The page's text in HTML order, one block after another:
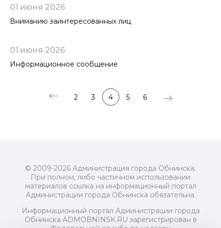
01 июня 2026
Вниманию заинтересованных лиц
01 июня 2026
Информационное сообщение
2 3 4 5 6
© 2009-2026 Администрация города Обнинска.
При полном, либо частичном использовании
материалов ссылка на информационный портал
Администрации города Обнинска обязательна.
Информационный портал Администрации города
Обнинска ADMOBNINSK.RU зарегистрирован в